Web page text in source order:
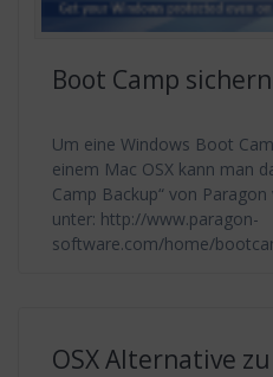
Boot Camp sichern
Um eine Windows Boot
einem Mac OSX kann man
Camp Backup“ von
unter: http://www.paragon-
software.com/home/
OSX Alternative